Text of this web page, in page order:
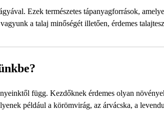
Ezek természetes tápanyagforrások,
a talaj minőségét illetően, érdemes
függ. Kezdőknek érdemes olyan
például a körömvirág, az árvácska, a